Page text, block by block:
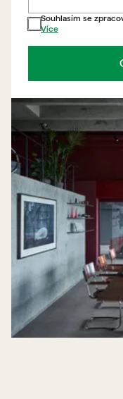
Souhlasím se
Více